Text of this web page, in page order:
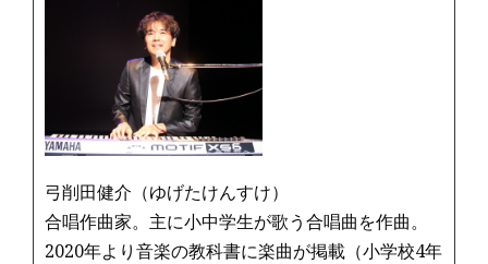
弓削田健介（ゆげたけんすけ）
合唱作曲家。主に小中学生が歌う合唱曲を作曲。
2020年より音楽の教科書に楽曲が掲載（小学校4年